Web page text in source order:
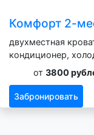
Комфорт 2-
двухместная
кондиционер,
от 3800
Забронировать